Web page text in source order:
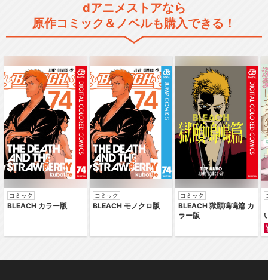
dアニメストアなら
原作コミック＆ノベルも購入できる！
コミック
BLEACH カラー版
コミック
BLEACH モノクロ版
コミック
BLEACH 獄頤鳴鳴篇 カ
ラー版